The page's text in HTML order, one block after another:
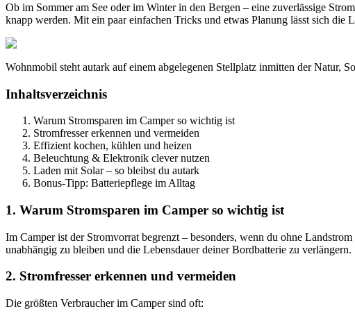
Ob im Sommer am See oder im Winter in den Bergen – eine zuverlässige
knapp werden. Mit ein paar einfachen Tricks und etwas Planung lässt sich
Wohnmobil steht autark auf einem abgelegenen Stellplatz inmitten der Natur,
Inhaltsverzeichnis
Warum Stromsparen im Camper so wichtig ist
Stromfresser erkennen und vermeiden
Effizient kochen, kühlen und heizen
Beleuchtung & Elektronik clever nutzen
Laden mit Solar – so bleibst du autark
Bonus-Tipp: Batteriepflege im Alltag
1. Warum Stromsparen im Camper so wichtig ist
Im Camper ist der Stromvorrat begrenzt – besonders, wenn du ohne
unabhängig zu bleiben und die Lebensdauer deiner Bordbatterie zu verlängern.
2. Stromfresser erkennen und vermeiden
Die größten Verbraucher im Camper sind oft: